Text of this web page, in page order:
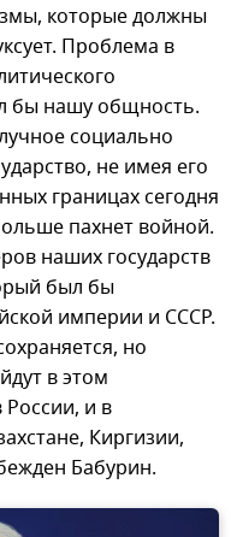
которые должны
Проблема в
бы нашу общность.
социально
не имея его
границах сегодня
пахнет войной.
наших государств
был бы
империи и СССР.
но
в этом
и в
Киргизии,
Бабурин.